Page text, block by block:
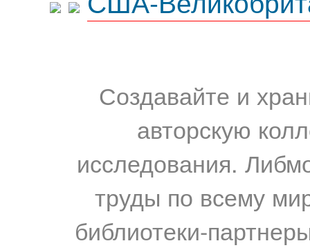
Создавайте и
авторскую
исследования.
труды по всему
библиотеки-